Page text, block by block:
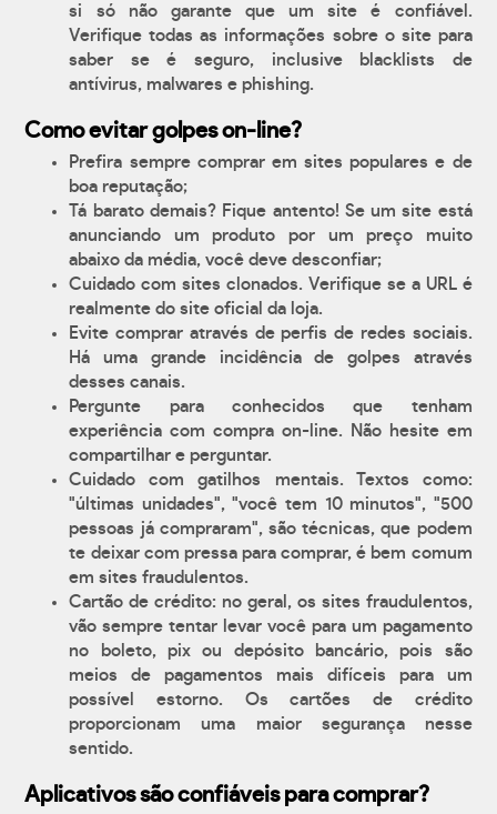
si só não garante que um site é confiável.
Verifique todas as informações sobre o site para
saber se é seguro, inclusive blacklists de
antívirus, malwares e phishing.
Como evitar golpes on-line?
Prefira sempre comprar em sites populares e de
boa reputação;
Tá barato demais? Fique antento! Se um site está
anunciando um produto por um preço muito
abaixo da média, você deve desconfiar;
Cuidado com sites clonados. Verifique se a URL é
realmente do site oficial da loja.
Evite comprar através de perfis de redes sociais.
Há uma grande incidência de golpes através
desses canais.
Pergunte para conhecidos que tenham
experiência com compra on-line. Não hesite em
compartilhar e perguntar.
Cuidado com gatilhos mentais. Textos como:
"últimas unidades", "você tem 10 minutos", "500
pessoas já compraram", são técnicas, que podem
te deixar com pressa para comprar, é bem comum
em sites fraudulentos.
Cartão de crédito: no geral, os sites fraudulentos,
vão sempre tentar levar você para um pagamento
no boleto, pix ou depósito bancário, pois são
meios de pagamentos mais difíceis para um
possível estorno. Os cartões de crédito
proporcionam uma maior segurança nesse
sentido.
Aplicativos são confiáveis para comprar?